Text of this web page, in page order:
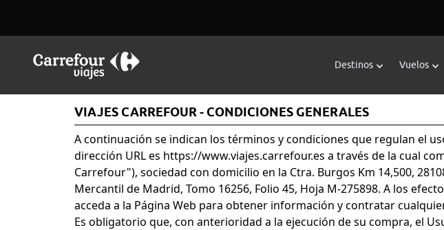
Destinos Vuelos
VIAJES CARREFOUR - CONDICIONES GENERALES
A continuación se indican los términos y condiciones que regulan el
dirección URL es https://www.viajes.carrefour.es a través de la cual
Carrefour"), sociedad con domicilio en la Ctra. Burgos Km 14,500,
Mercantil de Madrid, Tomo 16256, Folio 45, Hoja M-275898. A los
acceda a la Página Web para obtener información y contratar
Es obligatorio que, con anterioridad a la ejecución de su compra, el